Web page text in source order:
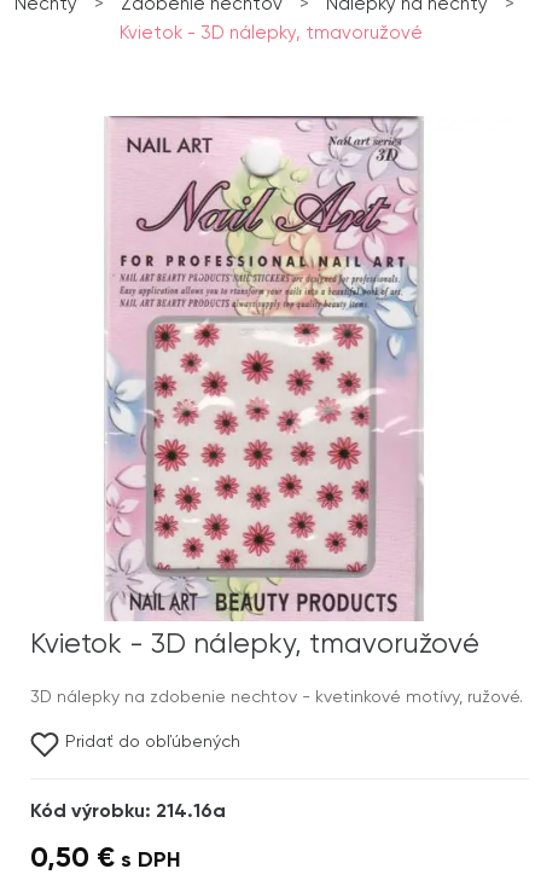
Nechty > Zdobenie nechtov > Nálepky na nechty
>
Kvietok - 3D nálepky, tmavoružové
Kvietok - 3D nálepky, tmavoružové
3D nálepky na zdobenie nechtov - kvetinkové motívy, ružové.
Pridať do obľúbených
Kód výrobku: 214.16a
0,50 € s DPH